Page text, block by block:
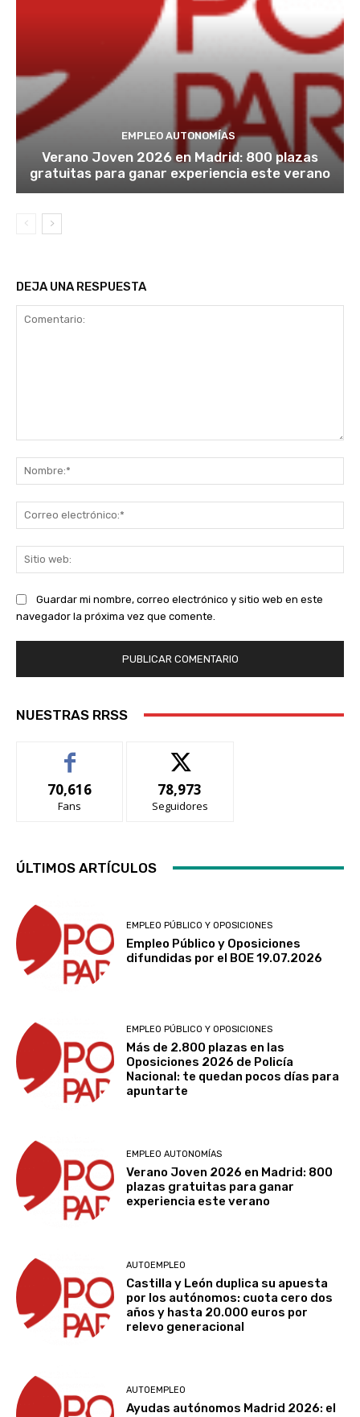
EMPLEO AUTONOMÍAS
Verano Joven 2026 en Madrid: 800 plazas
gratuitas para ganar experiencia este verano
DEJA UNA RESPUESTA
Guardar mi nombre, correo electrónico y sitio web en este
navegador la próxima vez que comente.
NUESTRAS RRSS
70,616
Fans
78,973
Seguidores
ÚLTIMOS ARTÍCULOS
EMPLEO PÚBLICO Y OPOSICIONES
Empleo Público y Oposiciones
difundidas por el BOE 19.07.2026
EMPLEO PÚBLICO Y OPOSICIONES
Más de 2.800 plazas en las
Oposiciones 2026 de Policía
Nacional: te quedan pocos días para
apuntarte
EMPLEO AUTONOMÍAS
Verano Joven 2026 en Madrid: 800
plazas gratuitas para ganar
experiencia este verano
AUTOEMPLEO
Castilla y León duplica su apuesta
por los autónomos: cuota cero dos
años y hasta 20.000 euros por
relevo generacional
AUTOEMPLEO
Ayudas autónomos Madrid 2026: el